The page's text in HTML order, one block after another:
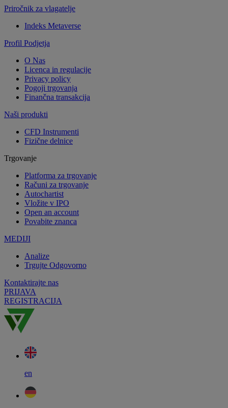
Priročnik za vlagatelje
Indeks Metaverse
Profil Podjetja
O Nas
Licenca in regulacije
Privacy policy
Pogoji trgovanja
Finančna transakcija
Naši produkti
CFD Instrumenti
Fizične delnice
Trgovanje
Platforma za trgovanje
Računi za trgovanje
Autochartist
Vložite v IPO
Open an account
Povabite znanca
MEDIJI
Analize
Trgujte Odgovorno
Kontaktirajte nas
PRIJAVA
REGISTRACIJA
en